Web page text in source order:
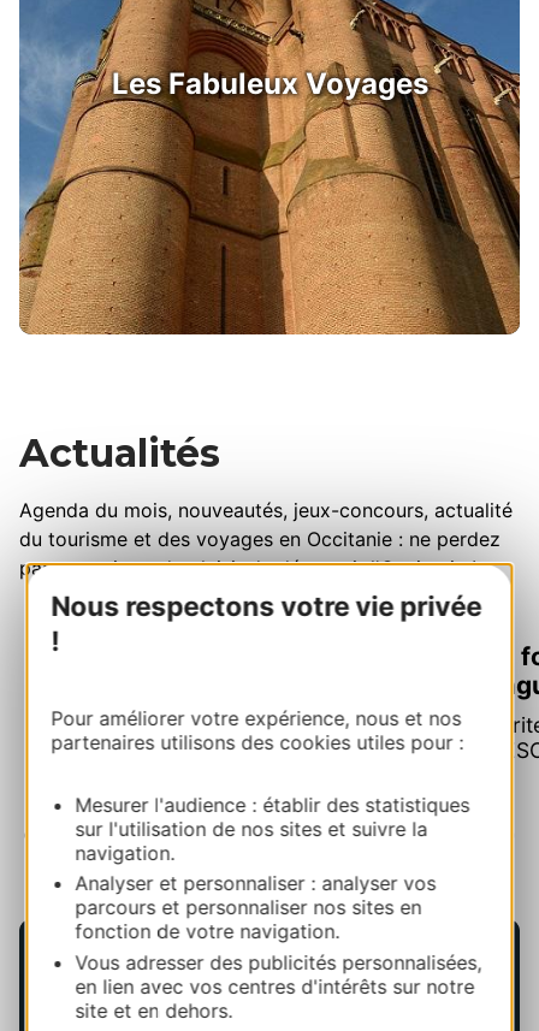
Nous respectons votre vie privée
!
Pour améliorer votre expérience, nous et nos
partenaires utilisons des cookies utiles pour :
Mesurer l'audience : établir des statistiques
sur l'utilisation de nos sites et suivre la
navigation.
Analyser et personnaliser : analyser vos
parcours et personnaliser nos sites en
fonction de votre navigation.
Vous adresser des publicités personnalisées,
en lien avec vos centres d'intérêts sur notre
site et en dehors.
Les Fabuleux Voyages
Actualités
Agenda du mois, nouveautés, jeux-concours, actualité
du tourisme et des voyages en Occitanie : ne perdez
pas une miette du plaisir de découvrir l'Occitanie !
Faites le plein d'idées de sorties et de
festivités
Les